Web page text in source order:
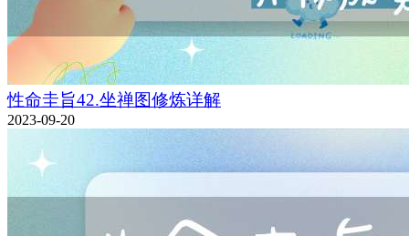
性命圭旨42.坐禅图修炼详解
2023-09-20